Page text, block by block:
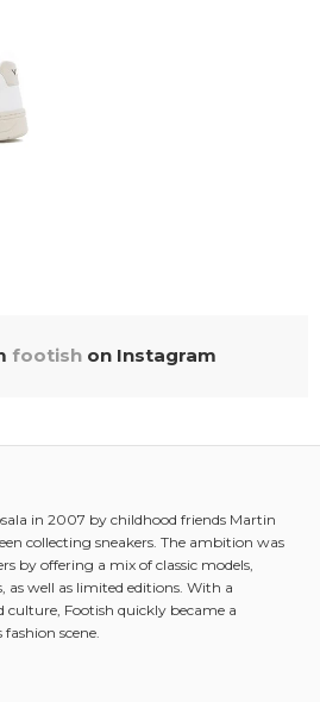
footishon Instagram
in 2007 by childhood friends Martin
collecting sneakers. The ambition was
by offering a mix of classic models,
as well as limited editions. With a
culture, Footish quickly became a
scene.